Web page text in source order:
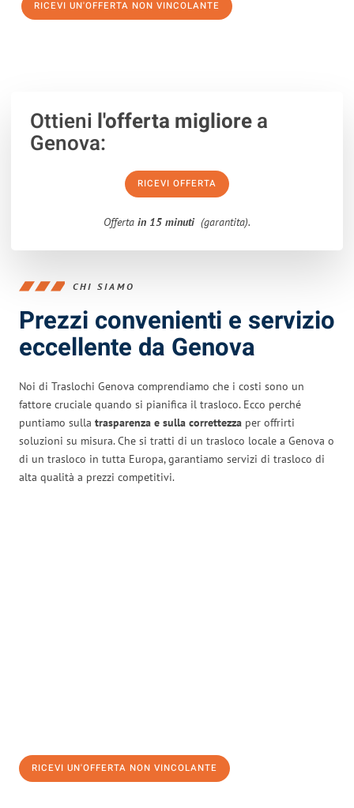
RICEVI UN'OFFERTA NON VINCOLANTE
Ottieni l'offerta migliorea
Genova:
RICEVI OFFERTA
Offerta in 15 minuti (garantita).
CHI SIAMO
Prezzi convenienti e servizio
eccellente da Genova
Noi di Traslochi Genova comprendiamo che i costi sono un
fattore cruciale quando si pianifica il trasloco. Ecco perché
puntiamo sulla trasparenza e sulla correttezza per offrirti
soluzioni su misura. Che si tratti di un trasloco locale a Genova o
di un trasloco in tutta Europa, garantiamo servizi di trasloco di
alta qualità a prezzi competitivi.
RICEVI UN'OFFERTA NON VINCOLANTE